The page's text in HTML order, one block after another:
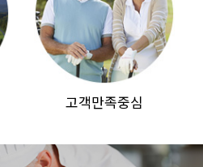
고객만족중심